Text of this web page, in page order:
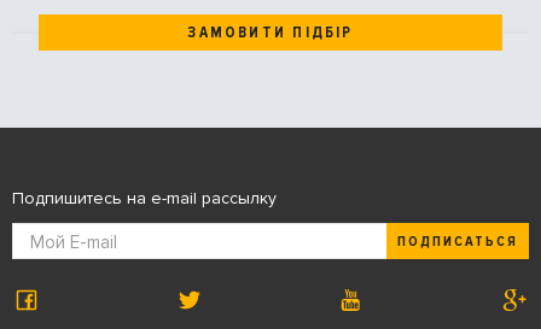
ЗАМОВИТИ ПІДБІР
Подпишитесь на e-mail рассылку
ПОДПИСАТЬСЯ